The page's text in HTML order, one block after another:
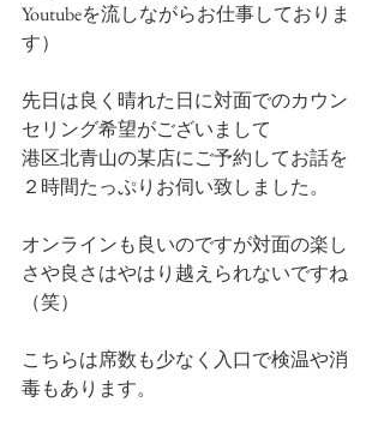
Youtubeを流しながらお仕事しておりま
す）
先日は良く晴れた日に対面でのカウン
セリング希望がございまして
港区北青山の某店にご予約してお話を
２時間たっぷりお伺い致しました。
オンラインも良いのですが対面の楽し
さや良さはやはり越えられないですね
（笑）
こちらは席数も少なく入口で検温や消
毒もあります。